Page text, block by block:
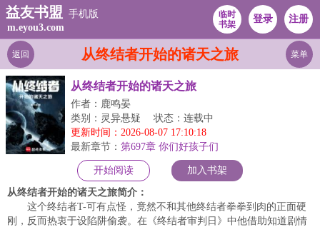
益友书盟 手机版
m.eyou3.com
临时
书架
登录 注册
从终结者开始的诸天之旅
返回 菜单
从终结者开始的诸天之旅
作者：鹿鸣晏
类别：灵异悬疑
状态：连载中
更新时间：2026-08-07 17:10:18
最新章节： 第697章 你们好孩子们
开始阅读 加入书架
从终结者开始的诸天之旅简介：
这个终结者T-可有点怪，竟然不和其他终结者拳拳到肉的正面硬
刚，反而热衷于设陷阱偷袭。在《终结者审判日》中他借助知道剧情